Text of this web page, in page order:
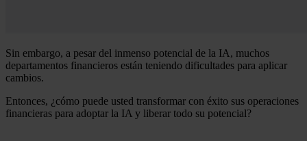
Sin embargo, a pesar del inmenso potencial de la IA, muchos
departamentos financieros están teniendo dificultades para aplicar
cambios.
Entonces, ¿cómo puede usted transformar con éxito sus operaciones
financieras para adoptar la IA y liberar todo su potencial?